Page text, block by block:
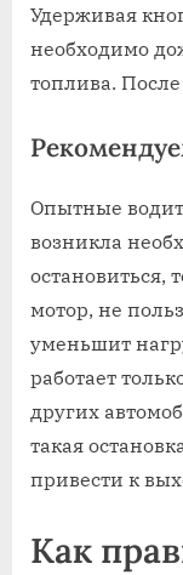
Удерживая
необходимо
топлива.
Опытные
возникла
остановиться,
мотор, не
уменьшит
работает
других
такая
привести к
Как